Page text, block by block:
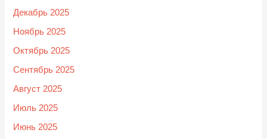
Декабрь 2025
Ноябрь 2025
Октябрь 2025
Сентябрь 2025
Август 2025
Июль 2025
Июнь 2025